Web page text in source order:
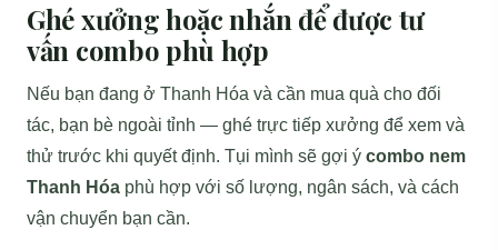
Ghé xưởng hoặc nhắn để được tư
vấn combo phù hợp
Nếu bạn đang ở Thanh Hóa và cần mua quà cho đối
tác, bạn bè ngoài tỉnh — ghé trực tiếp xưởng để xem và
thử trước khi quyết định. Tụi mình sẽ gợi ý combo nem
Thanh Hóa phù hợp với số lượng, ngân sách, và cách
vận chuyển bạn cần.